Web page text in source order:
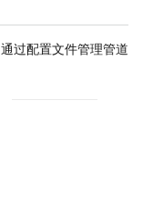
通过配置文件管理管道